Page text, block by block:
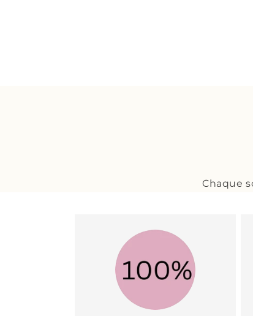
Chaque